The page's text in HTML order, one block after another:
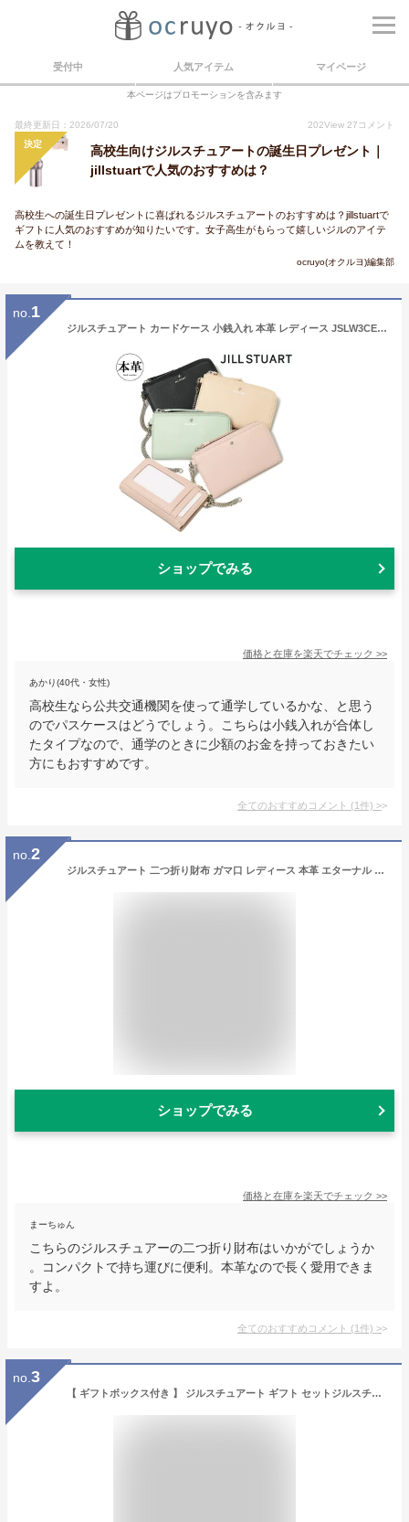
受付中 人気アイテム マイページ
本ページはプロモーションを含みます
最終更新日：2026/07/20 202View 27 コメント
決定
高校生向けジルスチュアートの誕生日プレゼント｜
jillstuartで人気のおすすめは？
高校生への誕生日プレゼントに喜ばれるジルスチュアートのおすすめは？jillstuartで
ギフトに人気のおすすめが知りたいです。女子高生がもらって嬉しいジルのアイテ
ムを教えて！
ocruyo(オクルヨ)編集部
no. 1
ジルスチュアート カードケース 小銭入れ 本革 レディース JSLW3CE1 エンジェル JILLSTUART[ikou15][ikou22][即日発送]
ショップでみる
価格と在庫を楽天でチェック >>
あかり(40代・女性)
高校生なら公共交通機関を使って通学しているかな、と思う
のでパスケースはどうでしょう。こちらは小銭入れが合体し
たタイプなので、通学のときに少額のお金を持っておきたい
方にもおすすめです。
全てのおすすめコメント (1件) >
no. 2
ジルスチュアート 二つ折り財布 ガマ口 レディース 本革 エターナル JSLW0DS1 JILLSTUART | 牛革 レザー[ikou15][ikou22][即日発送]
ショップでみる
価格と在庫を楽天でチェック >>
まーちゅん
こちらのジルスチュアーの二つ折り財布はいかがでしょうか
。コンパクトで持ち運びに便利。本革なので長く愛用できま
すよ。
全てのおすすめコメント (1件) >
no. 3
【 ギフトボックス付き 】 ジルスチュアート ギフト セットジルスチュアート ミラー ジルスチュアート ハンドクリーム ギフト プレゼント 女性 誕生日プレゼント 女友達 jillstuart ハンドクリーム jillstuart ミラー jillstuart ギフトセット コスメ